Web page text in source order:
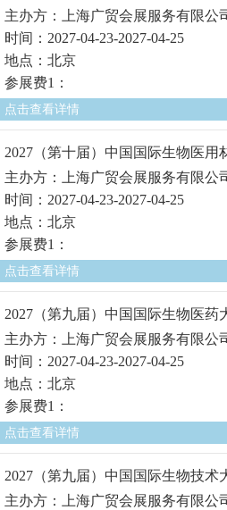
主办方：上海广贸会展服务有限公
时间：2027-04-23-2027-04-25
地点：北京
参展费1：
点击查看详情
2027（第十届）中国国际生物医用
主办方：上海广贸会展服务有限公
时间：2027-04-23-2027-04-25
地点：北京
参展费1：
点击查看详情
2027（第九届）中国国际生物医药
主办方：上海广贸会展服务有限公
时间：2027-04-23-2027-04-25
地点：北京
参展费1：
点击查看详情
2027（第九届）中国国际生物技术
主办方：上海广贸会展服务有限公